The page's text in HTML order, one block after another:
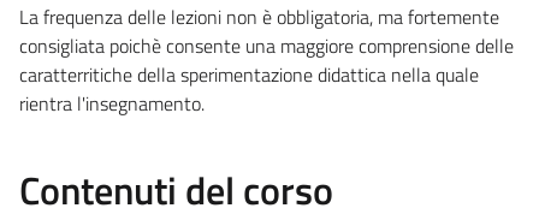
La frequenza delle lezioni non è obbligatoria, ma fortemente
consigliata poichè consente una maggiore comprensione delle
caratterritiche della sperimentazione didattica nella quale
rientra l'insegnamento.
Contenuti del corso